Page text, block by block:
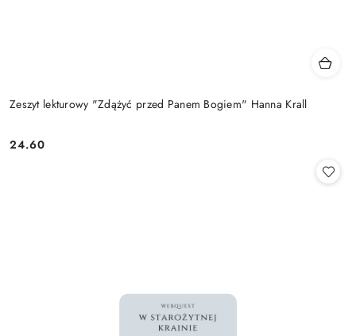
Zeszyt lekturowy "Zdążyć przed Panem Bogiem" Hanna Krall
Cena:
24.60